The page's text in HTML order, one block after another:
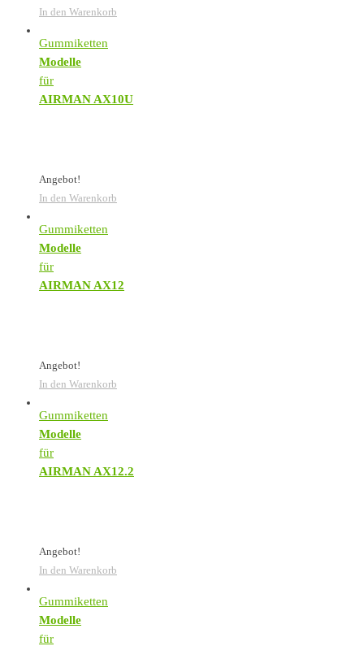
In den Warenkorb
Gummiketten
Modelle
für
AIRMAN AX10U
Angebot!
In den Warenkorb
Gummiketten
Modelle
für
AIRMAN AX12
Angebot!
In den Warenkorb
Gummiketten
Modelle
für
AIRMAN AX12.2
Angebot!
In den Warenkorb
Gummiketten
Modelle
für